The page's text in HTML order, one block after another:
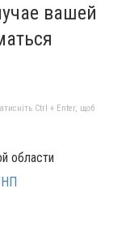
вашей
Ctrl + Enter, щоб
области